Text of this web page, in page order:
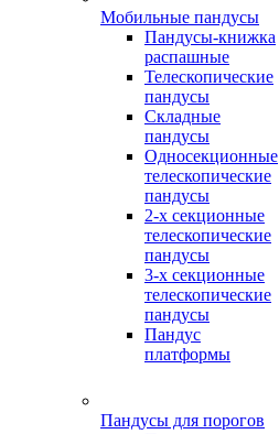
Мобильные пандусы
Пандусы-книжка
распашные
Телескопические
пандусы
Складные
пандусы
Односекционные
телескопические
пандусы
2-х секционные
телескопические
пандусы
3-х секционные
телескопические
пандусы
Пандус
платформы
Пандусы для порогов